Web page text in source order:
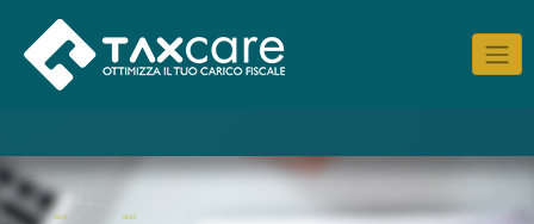
[elementor-template id="1114"]